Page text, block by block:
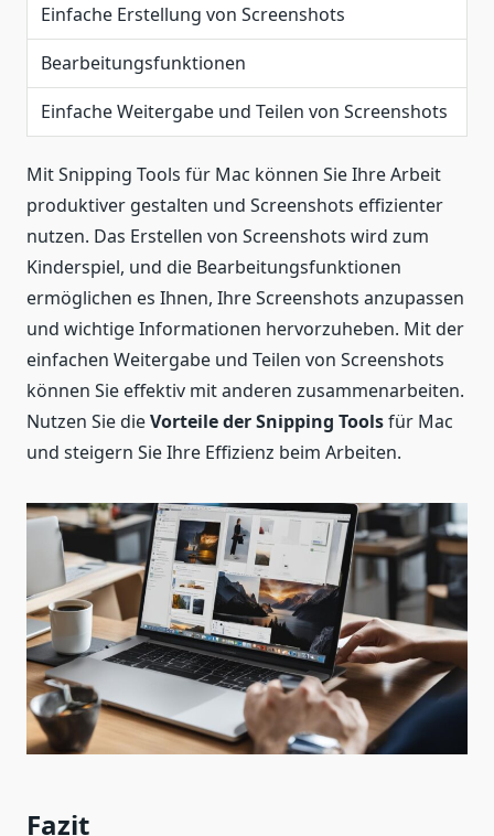
Einfache Erstellung von Screenshots
Bearbeitungsfunktionen
Einfache Weitergabe und Teilen von Screenshots
Mit Snipping Tools für Mac können Sie Ihre Arbeit
produktiver gestalten und Screenshots effizienter
nutzen. Das Erstellen von Screenshots wird zum
Kinderspiel, und die Bearbeitungsfunktionen
ermöglichen es Ihnen, Ihre Screenshots anzupassen
und wichtige Informationen hervorzuheben. Mit der
einfachen Weitergabe und Teilen von Screenshots
können Sie effektiv mit anderen zusammenarbeiten.
Nutzen Sie dieVorteile der Snipping Toolsfür Mac
und steigern Sie Ihre Effizienz beim Arbeiten.
Fazit